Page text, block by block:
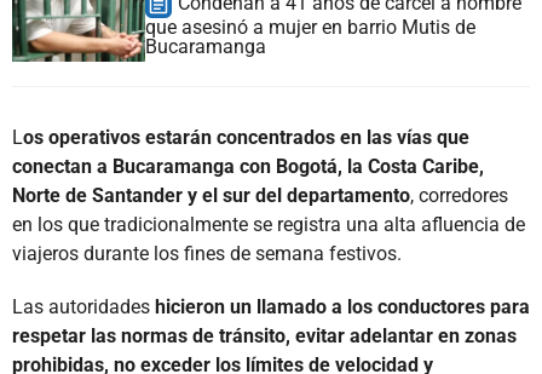
que asesinó a mujer en barrio Mutis de
Bucaramanga
Los operativos estarán concentrados en las vías que
conectan a Bucaramanga con Bogotá, la Costa Caribe,
Norte de Santander y el sur del departamento, corredores
en los que tradicionalmente se registra una alta afluencia de
viajeros durante los fines de semana festivos.
Las autoridades hicieron un llamado a los conductores para
respetar las normas de tránsito, evitar adelantar en zonas
prohibidas, no exceder los límites de velocidad y